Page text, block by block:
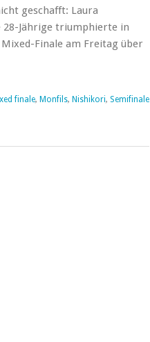
geschafft: Laura
28-Jährige triumphierte in
Finale am Freitag über
finale, Monfils, Nishikori, Semifinale